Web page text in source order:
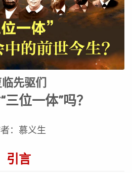
先驱们
位一体”吗？
：慕义生
引言